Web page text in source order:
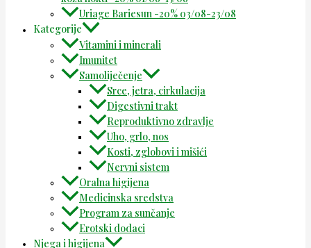
Uriage Bariesun -20% 03/08-23/08
Kategorije
Vitamini i minerali
Imunitet
Samoliječenje
Srce, jetra, cirkulacija
Digestivni trakt
Reproduktivno zdravlje
Uho, grlo, nos
Kosti, zglobovi i mišići
Nervni sistem
Oralna higijena
Medicinska sredstva
Program za sunčanje
Erotski dodaci
Njega i higijena